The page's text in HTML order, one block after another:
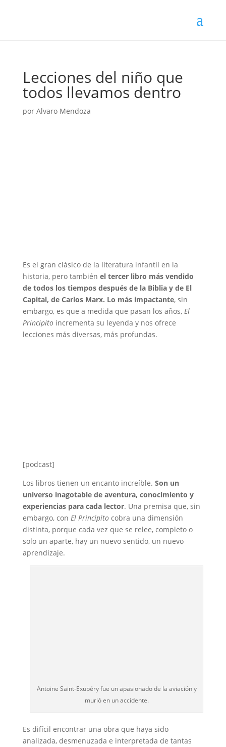
Lecciones del niño que
todos llevamos dentro
por Alvaro Mendoza
Es el gran clásico de la literatura infantil en la
historia, pero también el tercer libro más vendido
de todos los tiempos después de la Biblia y de El
Capital, de Carlos Marx. Lo más impactante, sin
embargo, es que a medida que pasan los años, El
Principito incrementa su leyenda y nos ofrece
lecciones más diversas, más profundas.
[podcast]
Los libros tienen un encanto increíble. Son un
universo inagotable de aventura, conocimiento y
experiencias para cada lector. Una premisa que, sin
embargo, con El Principitocobra una dimensión
distinta, porque cada vez que se relee, completo o
solo un aparte, hay un nuevo sentido, un nuevo
aprendizaje.
Antoine Saint-Exupéry fue un apasionado de la aviación y
murió en un accidente.
Es difícil encontrar una obra que haya sido
analizada, desmenuzada e interpretada de tantas